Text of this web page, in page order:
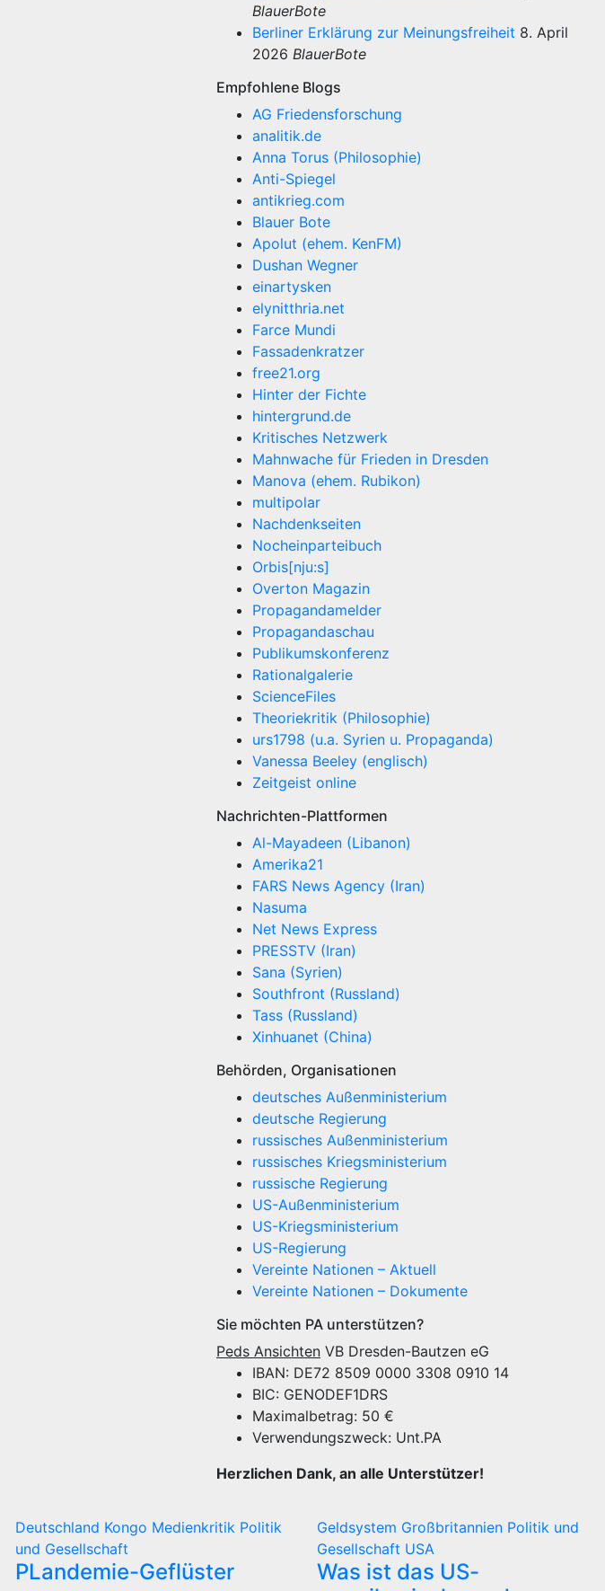
BlauerBote
Berliner Erklärung zur Meinungsfreiheit 8. April
2026 BlauerBote
Empfohlene Blogs
AG Friedensforschung
analitik.de
Anna Torus (Philosophie)
Anti-Spiegel
antikrieg.com
Blauer Bote
Apolut (ehem. KenFM)
Dushan Wegner
einartysken
elynitthria.net
Farce Mundi
Fassadenkratzer
free21.org
Hinter der Fichte
hintergrund.de
Kritisches Netzwerk
Mahnwache für Frieden in Dresden
Manova (ehem. Rubikon)
multipolar
Nachdenkseiten
Nocheinparteibuch
Orbis[nju:s]
Overton Magazin
Propagandamelder
Propagandaschau
Publikumskonferenz
Rationalgalerie
ScienceFiles
Theoriekritik (Philosophie)
urs1798 (u.a. Syrien u. Propaganda)
Vanessa Beeley (englisch)
Zeitgeist online
Nachrichten-Plattformen
Al-Mayadeen (Libanon)
Amerika21
FARS News Agency (Iran)
Nasuma
Net News Express
PRESSTV (Iran)
Sana (Syrien)
Southfront (Russland)
Tass (Russland)
Xinhuanet (China)
Behörden, Organisationen
deutsches Außenministerium
deutsche Regierung
russisches Außenministerium
russisches Kriegsministerium
russische Regierung
US-Außenministerium
US-Kriegsministerium
US-Regierung
Vereinte Nationen – Aktuell
Vereinte Nationen – Dokumente
Sie möchten PA unterstützen?
Peds Ansichten VB Dresden-Bautzen eG
IBAN: DE72 8509 0000 3308 0910 14
BIC: GENODEF1DRS
Maximalbetrag: 50 €
Verwendungszweck: Unt.PA
Herzlichen Dank, an alle Unterstützer!
Deutschland Kongo Medienkritik Politik
und Gesellschaft
PLandemie-Geflüster
Geldsystem Großbritannien Politik und
Gesellschaft USA
Was ist das US-